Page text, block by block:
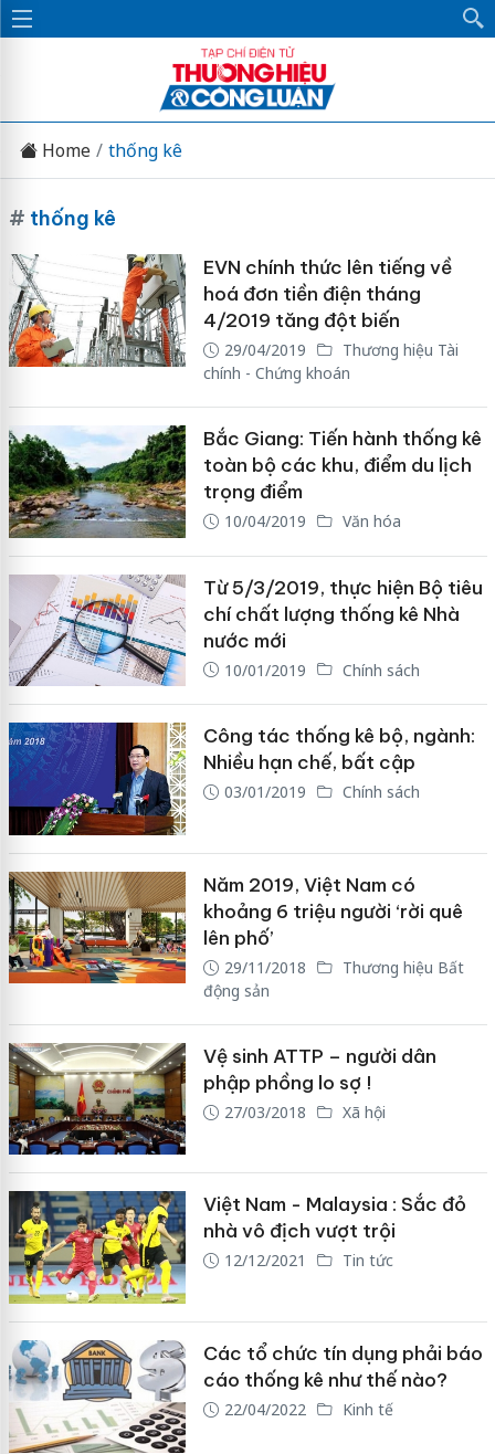
Home thống kê
# thống kê
EVN chính thức lên tiếng về
hoá đơn tiền điện tháng
4/2019 tăng đột biến
29/04/2019
Thương hiệu Tài
chính - Chứng khoán
Bắc Giang: Tiến hành thống kê
toàn bộ các khu, điểm du lịch
trọng điểm
10/04/2019 Văn hóa
Từ 5/3/2019, thực hiện Bộ tiêu
chí chất lượng thống kê Nhà
nước mới
10/01/2019 Chính sách
Công tác thống kê bộ, ngành:
Nhiều hạn chế, bất cập
03/01/2019 Chính sách
Năm 2019, Việt Nam có
khoảng 6 triệu người ‘rời quê
lên phố’
29/11/2018
Thương hiệu Bất
động sản
Vệ sinh ATTP – người dân
phập phồng lo sợ !
27/03/2018 Xã hội
Việt Nam - Malaysia : Sắc đỏ
nhà vô địch vượt trội
12/12/2021 Tin tức
Các tổ chức tín dụng phải báo
cáo thống kê như thế nào?
22/04/2022 Kinh tế